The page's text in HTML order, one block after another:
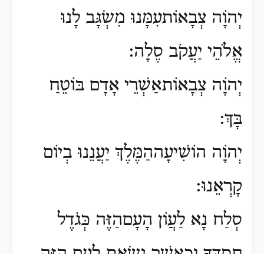
יְהוָֹה צְבָאוֹתעִמָּנוּ מִשְׂגָּב לָנוּ
אֱלֹהֵי יַעֲקֹב סֶלָה:
יְהוָֹה צְבָאוֹתאַשְׁרֵי אָדָם בּוֹטֵחַ
בָּךְ:
יְהוָֹה הוֹשִׁיעָההַמֶּלֶךְ יַעֲנֵנוּ בְיוֹם
קָרְאֵנוּ:
סְלַח נָא לַעֲוֹן הָעָםהַזֶּה כְּגֹדֶל